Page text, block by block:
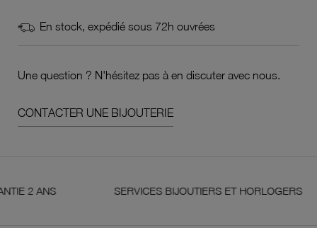
En stock, expédié sous 72h ouvrées
Une question ? N'hésitez pas à en discuter avec nous.
CONTACTER UNE BIJOUTERIE
SERVICES BIJOUTIERS ET HORLOGERS